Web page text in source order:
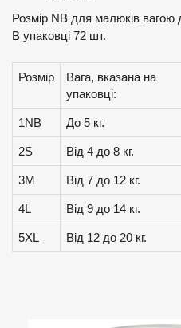
Розмір NB для малюків вагою
В упаковці 72 шт.
Розмір
Вага, вказана на
упаковці:
1NB До 5 кг.
2S Від 4 до 8 кг.
3M Від 7 до 12 кг.
4L Від 9 до 14 кг.
5XL Від 12 до 20 кг.